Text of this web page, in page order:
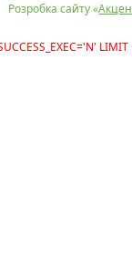
Розробка сайту «
LIMIT